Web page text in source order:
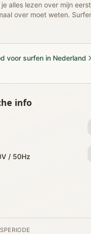
alles lezen over mijn
over moet weten.
voor surfen in Nederland
info
/ 50Hz